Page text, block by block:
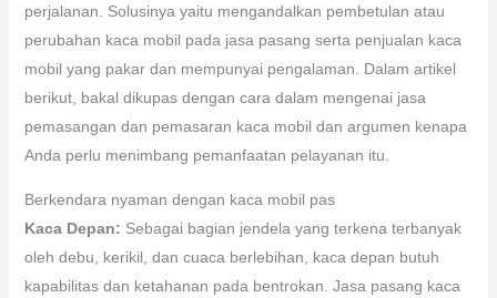
perjalanan. Solusinya yaitu mengandalkan pembetulan atau
perubahan kaca mobil pada jasa pasang serta penjualan kaca
mobil yang pakar dan mempunyai pengalaman. Dalam artikel
berikut, bakal dikupas dengan cara dalam mengenai jasa
pemasangan dan pemasaran kaca mobil dan argumen kenapa
Anda perlu menimbang pemanfaatan pelayanan itu.
Berkendara nyaman dengan kaca mobil pas
Kaca Depan: Sebagai bagian jendela yang terkena terbanyak
oleh debu, kerikil, dan cuaca berlebihan, kaca depan butuh
kapabilitas dan ketahanan pada bentrokan. Jasa pasang kaca